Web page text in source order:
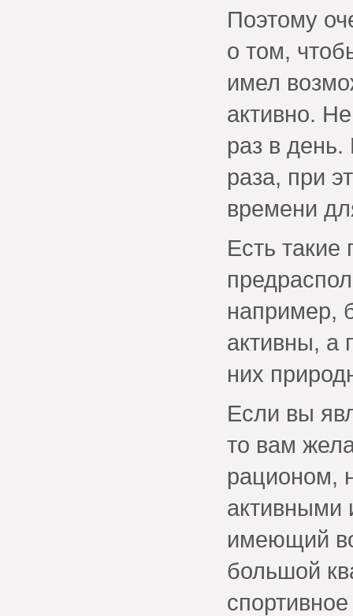
Поэтому
о том,
имел
активно.
раз в день.
раза, при
времени
Есть
например,
активны, а
них
Если вы
то вам
рационом,
активными
имеющий
большой